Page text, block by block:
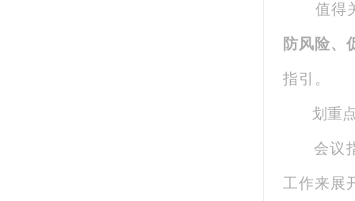
值得
防风险、
指引。
划重
会议
工作来展